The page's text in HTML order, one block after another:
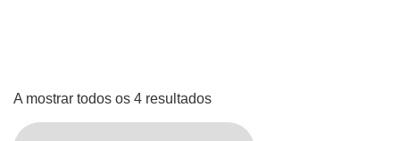
A mostrar todos os 4 resultados